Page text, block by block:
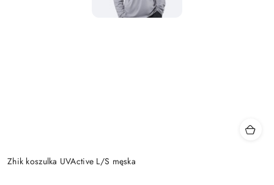
Zhik koszulka UVActive L/S męska